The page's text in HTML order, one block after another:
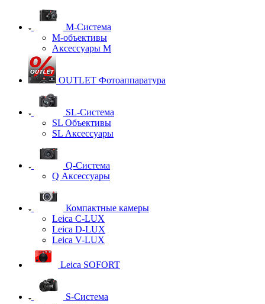
M-Система
М-объективы
Аксессуары М
OUTLET Фотоаппаратура
SL-Система
SL Объективы
SL Аксессуары
Q-Cистема
Q Аксессуары
Компактные камеры
Leica C-LUX
Leica D-LUX
Leica V-LUX
Leica SOFORT
S-Система